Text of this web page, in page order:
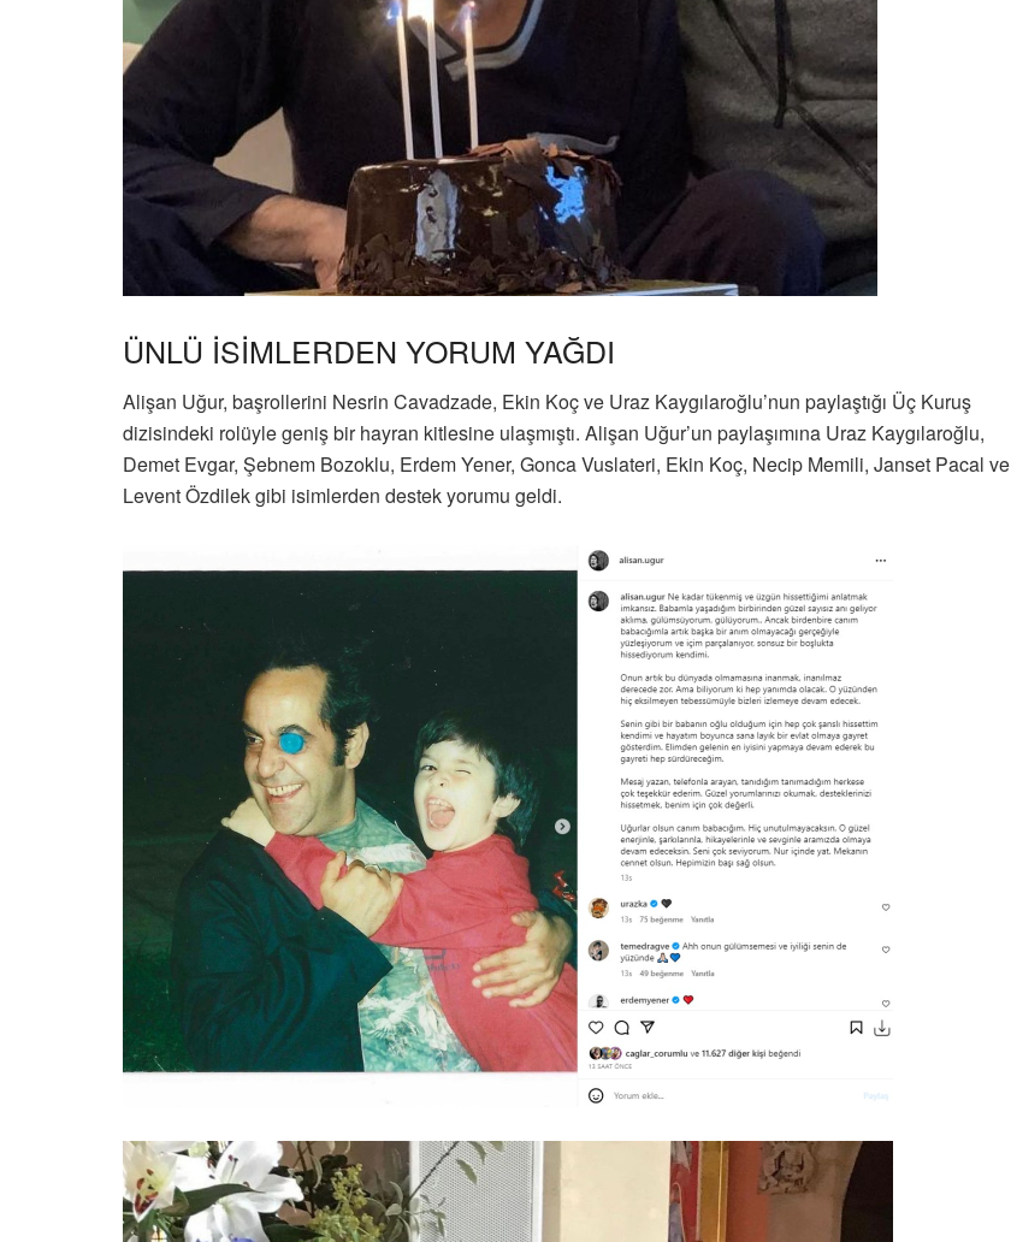
ÜNLÜ İSİMLERDEN YORUM YAĞDI
Alişan Uğur, başrollerini Nesrin Cavadzade, Ekin Koç ve Uraz Kaygılaroğlu’nun paylaştığı Üç Kuruş
dizisindeki rolüyle geniş bir hayran kitlesine ulaşmıştı. Alişan Uğur’un paylaşımına Uraz Kaygılaroğlu,
Demet Evgar, Şebnem Bozoklu, Erdem Yener, Gonca Vuslateri, Ekin Koç, Necip Memili, Janset Pacal ve
Levent Özdilek gibi isimlerden destek yorumu geldi.